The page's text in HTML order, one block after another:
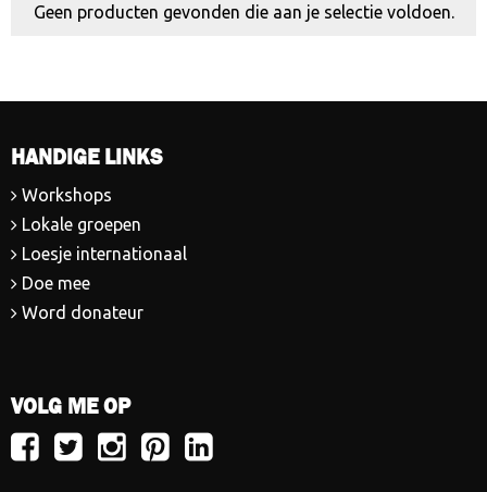
Geen producten gevonden die aan je selectie voldoen.
HANDIGE LINKS
Workshops
Lokale groepen
Loesje internationaal
Doe mee
Word donateur
VOLG ME OP
VolgVolgVolgVolgVolg